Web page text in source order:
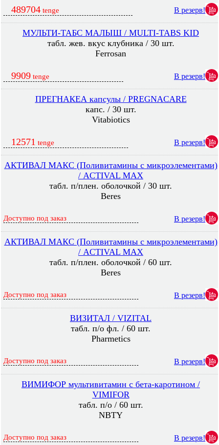
489704 tenge В резерв!
МУЛЬТИ-ТАБС МАЛЫШ / MULTI-TABS KID
табл. жев. вкус клубника / 30 шт.
Ferrosan
9909 tenge В резерв!
ПРЕГНАКЕА капсулы / PREGNACARE
капс. / 30 шт.
Vitabiotics
12571 tenge В резерв!
АКТИВАЛ МАКС (Поливитамины с микроэлементами)
/ ACTIVAL MAX
табл. п/плен. оболочкой / 30 шт.
Beres
Доступно под заказ В резерв!
АКТИВАЛ МАКС (Поливитамины с микроэлементами)
/ ACTIVAL MAX
табл. п/плен. оболочкой / 60 шт.
Beres
Доступно под заказ В резерв!
ВИЗИТАЛ / VIZITAL
табл. п/о фл. / 60 шт.
Pharmetics
Доступно под заказ В резерв!
ВИМИФОР мультивитамин с бета-каротином /
VIMIFOR
табл. п/о / 60 шт.
NBTY
Доступно под заказ В резерв!